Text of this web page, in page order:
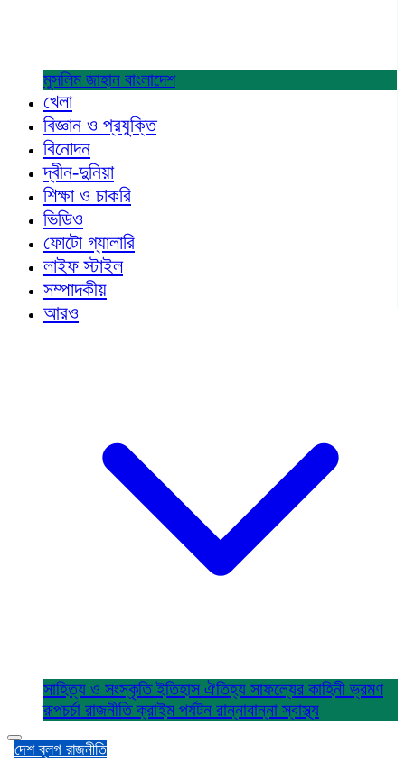
মুসলিম জাহান বাংলাদেশ
খেলা
বিজ্ঞান ও প্রযুক্তি
বিনোদন
দ্বীন-দুনিয়া
শিক্ষা ও চাকরি
ভিডিও
ফোটো গ্যালারি
লাইফ স্টাইল
সম্পাদকীয়
আরও
সাহিত্য ও সংস্কৃতিইতিহাস ঐতিহ্য সাফল্যের কাহিনীভ্রমণ
রূপচর্চা রাজনীতিক্রাইম পর্যটন রান্নাবান্নাস্বাস্থ্য
দেশব্লগ রাজনীতি